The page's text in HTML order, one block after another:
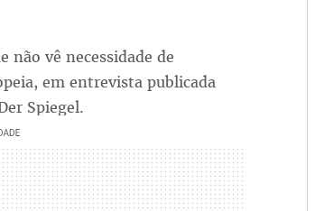
não vê necessidade de
em entrevista publicada
Spiegel.